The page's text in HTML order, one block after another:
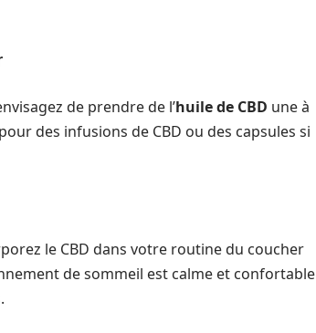
de prendre de l’huile de CBD une à
des infusions de CBD ou des capsules si
le CBD dans votre routine du coucher
de sommeil est calme et confortable